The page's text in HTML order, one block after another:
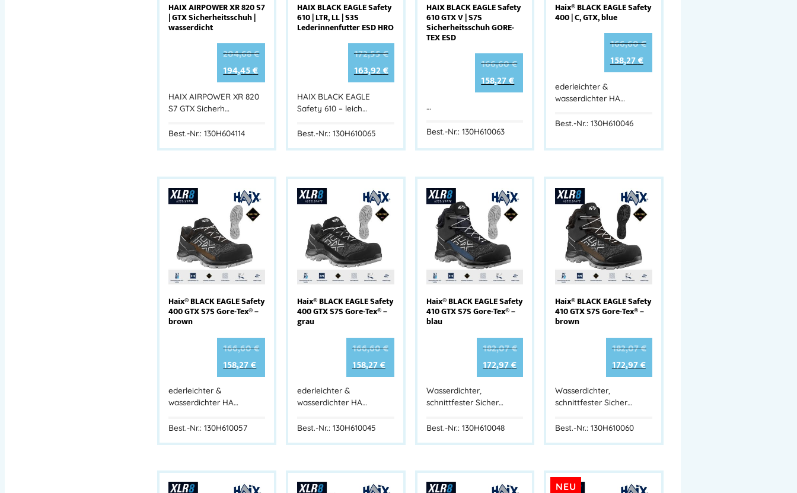
HAIX AIRPOWER XR 820 S7
| GTX Sicherheitsschuh |
wasserdicht
204,68€
194,45€
HAIX AIRPOWER XR 820
S7 GTX Sicherh…
Best.-Nr.: 130H604114
HAIX BLACK EAGLE Safety
610 | LTR, LL | S3S
Lederinnenfutter ESD HRO
172,55€
163,92€
HAIX BLACK EAGLE
Safety 610 – leich…
Best.-Nr.: 130H610065
HAIX BLACK EAGLE Safety
610 GTX V | S7S
Sicherheitsschuh GORE-
TEX ESD
166,60€
158,27€
…
Best.-Nr.: 130H610063
Haix® BLACK EAGLE Safety
400 | C, GTX, blue
166,60€
158,27€
ederleichter &
wasserdichter HA…
Best.-Nr.: 130H610046
Haix® BLACK EAGLE Safety
400 GTX S7S Gore-Tex® –
brown
166,60€
158,27€
ederleichter &
wasserdichter HA…
Best.-Nr.: 130H610057
Haix® BLACK EAGLE Safety
400 GTX S7S Gore-Tex® –
grau
166,60€
158,27€
ederleichter &
wasserdichter HA…
Best.-Nr.: 130H610045
Haix® BLACK EAGLE Safety
410 GTX S7S Gore-Tex® –
blau
182,07€
172,97€
Wasserdichter,
schnittfester Sicher…
Best.-Nr.: 130H610048
Haix® BLACK EAGLE Safety
410 GTX S7S Gore-Tex® –
brown
182,07€
172,97€
Wasserdichter,
schnittfester Sicher…
Best.-Nr.: 130H610060
NEU